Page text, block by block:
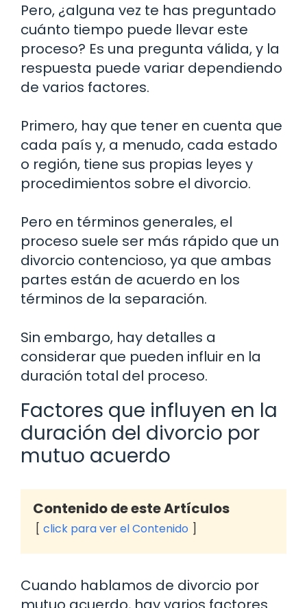
Pero, ¿alguna vez te has preguntado
cuánto tiempo puede llevar este
proceso? Es una pregunta válida, y la
respuesta puede variar dependiendo
de varios factores.
Primero, hay que tener en cuenta que
cada país y, a menudo, cada estado
o región, tiene sus propias leyes y
procedimientos sobre el divorcio.
Pero en términos generales, el
proceso suele ser más rápido que un
divorcio contencioso, ya que ambas
partes están de acuerdo en los
términos de la separación.
Sin embargo, hay detalles a
considerar que pueden influir en la
duración total del proceso.
Factores que influyen en la
duración del divorcio por
mutuo acuerdo
Contenido de este Artículos
click para ver el Contenido
Cuando hablamos de divorcio por